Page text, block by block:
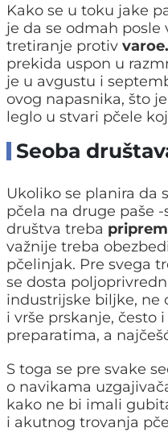
Kako se u toku jake
je da se odmah posle
tretiranje protiv varoe.
prekida uspon u
je u avgustu i
ovog napasnika, što
leglo u stvari pčele
Seoba
Ukoliko se planira da
pčela na druge paše
društva treba
važnije treba
pčelinjak. Pre svega
se dosta
industrijske biljke, ne
i vrše prskanje, često
preparatima, a
S toga se pre svake
o navikama
kako ne bi imali
i akutnog trovanja